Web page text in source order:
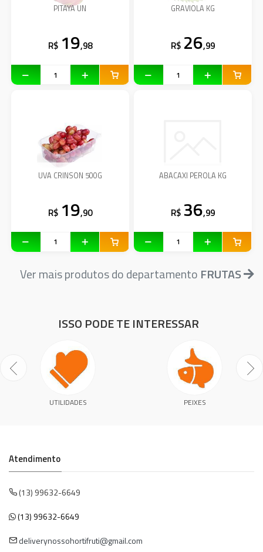
PITAYA UN
R$ 19,98
GRAVIOLA KG
R$ 26,99
UVA CRINSON 500G
R$ 19,90
ABACAXI PEROLA KG
R$ 36,99
Ver mais produtos do departamento FRUTAS
ISSO PODE TE INTERESSAR
UTILIDADES PEIXES
Atendimento
(13) 99632-6649
(13) 99632-6649
deliverynossohortifruti@gmail.com